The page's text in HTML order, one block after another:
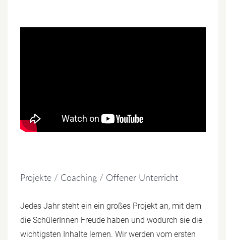
Projekte / Coaching / Offener Unterricht
Jedes Jahr steht ein ein großes Projekt an, mit dem
die SchülerInnen Freude haben und wodurch sie die
wichtigsten Inhalte lernen. Wir werden vom ersten